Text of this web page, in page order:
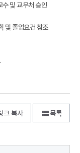
수 및 교무처 승인
및 졸업요건 참조
크 복사 목록